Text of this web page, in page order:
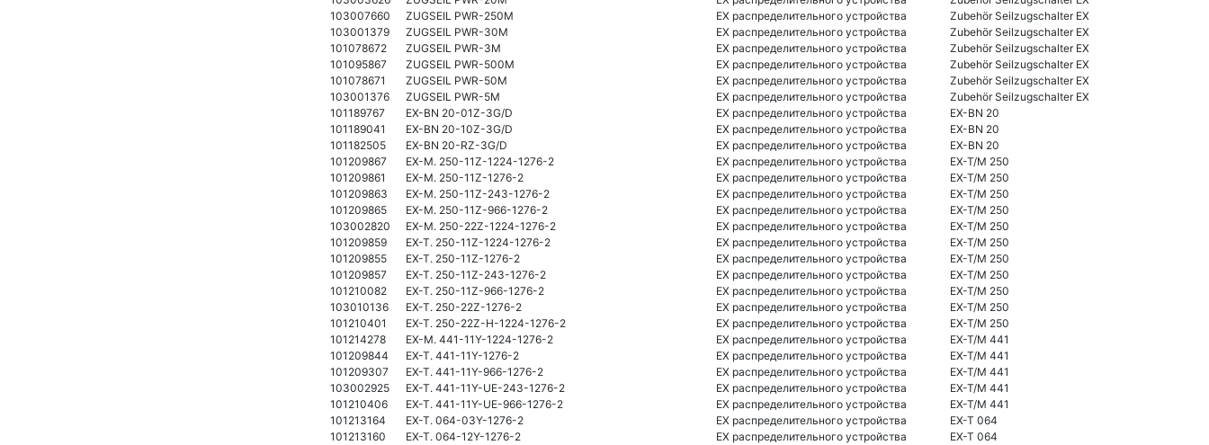
103007660
ZUGSEIL PWR-250M EX распределительного устройства
Zubehör Seilzugschalter EX
103001379
ZUGSEIL PWR-30M EX распределительного устройства
Zubehör Seilzugschalter EX
101078672
ZUGSEIL PWR-3M EX распределительного устройства
Zubehör Seilzugschalter EX
101095867
ZUGSEIL PWR-500M EX распределительного устройства
Zubehör Seilzugschalter EX
101078671
ZUGSEIL PWR-50M EX распределительного устройства
Zubehör Seilzugschalter EX
103001376
ZUGSEIL PWR-5M EX распределительного устройства
Zubehör Seilzugschalter EX
101189767
EX-BN 20-01Z-3G/D EX распределительного устройства
EX-BN 20
101189041
EX-BN 20-10Z-3G/D EX распределительного устройства
EX-BN 20
101182505
EX-BN 20-RZ-3G/D EX распределительного устройства
EX-BN 20
101209867
EX-M. 250-11Z-1224-1276-2 EX распределительного устройства
EX-T/M 250
101209861
EX-M. 250-11Z-1276-2 EX распределительного устройства
EX-T/M 250
101209863
EX-M. 250-11Z-243-1276-2 EX распределительного устройства
EX-T/M 250
101209865
EX-M. 250-11Z-966-1276-2 EX распределительного устройства
EX-T/M 250
103002820
EX-M. 250-22Z-1224-1276-2 EX распределительного устройства
EX-T/M 250
101209859
EX-T. 250-11Z-1224-1276-2 EX распределительного устройства
EX-T/M 250
101209855
EX-T. 250-11Z-1276-2 EX распределительного устройства
EX-T/M 250
101209857
EX-T. 250-11Z-243-1276-2 EX распределительного устройства
EX-T/M 250
101210082
EX-T. 250-11Z-966-1276-2 EX распределительного устройства
EX-T/M 250
103010136
EX-T. 250-22Z-1276-2 EX распределительного устройства
EX-T/M 250
101210401
EX-T. 250-22Z-H-1224-1276-2 EX распределительного устройства
EX-T/M 250
101214278
EX-M. 441-11Y-1224-1276-2 EX распределительного устройства
EX-T/M 441
101209844
EX-T. 441-11Y-1276-2 EX распределительного устройства
EX-T/M 441
101209307
EX-T. 441-11Y-966-1276-2 EX распределительного устройства
EX-T/M 441
103002925
EX-T. 441-11Y-UE-243-1276-2 EX распределительного устройства
EX-T/M 441
101210406
EX-T. 441-11Y-UE-966-1276-2 EX распределительного устройства
EX-T/M 441
101213164
EX-T. 064-03Y-1276-2 EX распределительного устройства
EX-T 064
101213160
EX-T. 064-12Y-1276-2 EX распределительного устройства EX-T 064